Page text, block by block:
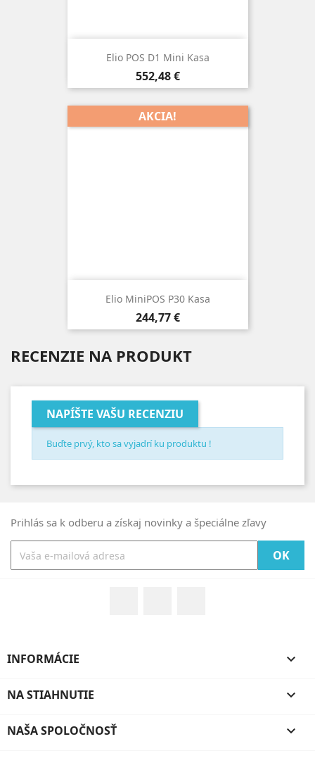
Elio POS D1 Mini Kasa
Cena
552,48 €
Elio MiniPOS P30 Kasa
Cena
244,77 €
AKCIA!
RECENZIE NA PRODUKT
NAPÍŠTE VAŠU RECENZIU
Buďte prvý, kto sa vyjadrí ku produktu !
Prihlás sa k odberu a získaj novinky a špeciálne zľavy
INFORMÁCIE 
NA STIAHNUTIE 
NAŠA SPOLOČNOSŤ 